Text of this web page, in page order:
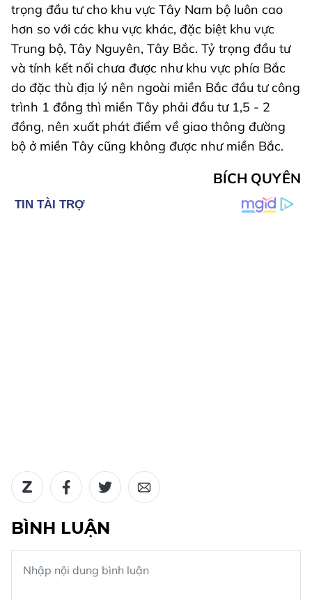
trọng đầu tư cho khu vực Tây Nam bộ luôn cao
hơn so với các khu vực khác, đặc biệt khu vực
Trung bộ, Tây Nguyên, Tây Bắc. Tỷ trọng đầu tư
và tính kết nối chưa được như khu vực phía Bắc
do đặc thù địa lý nên ngoài miền Bắc đầu tư công
trình 1 đồng thì miền Tây phải đầu tư 1,5 - 2
đồng, nên xuất phát điểm về giao thông đường
bộ ở miền Tây cũng không được như miền Bắc.
BÍCH QUYÊN
BÌNH LUẬN